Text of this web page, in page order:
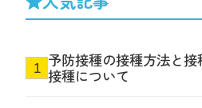
予防接種の接種方法と
接種について